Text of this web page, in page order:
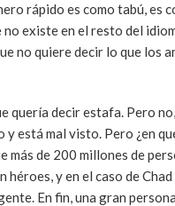
rápido es como tabú, es
existe en el resto del
no quiere decir lo que los
quería decir estafa. Pero
está mal visto. Pero ¿en
de 200 millones de
y en el caso de Chad
En fin, una gran